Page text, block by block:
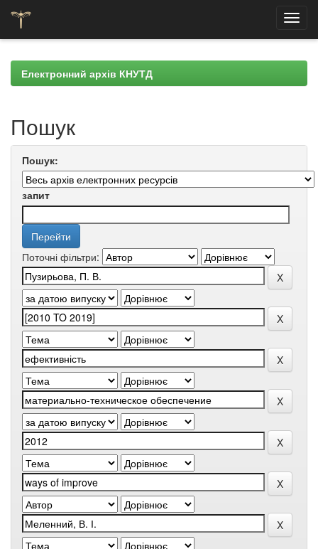
navigationЕлектронний архів КНУТД
Пошук
Пошук:
запит
Поточні фільтри: